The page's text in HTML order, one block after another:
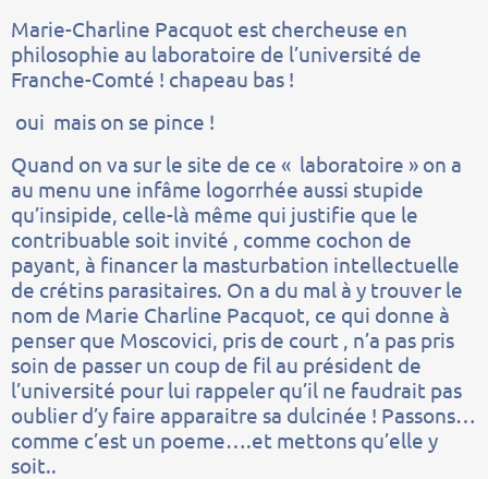
Marie-Charline Pacquot est chercheuse en
philosophie au laboratoire de l’université de
Franche-Comté ! chapeau bas !
oui mais on se pince !
Quand on va sur le site de ce « laboratoire » on a
au menu une infâme logorrhée aussi stupide
qu’insipide, celle-là même qui justifie que le
contribuable soit invité , comme cochon de
payant, à financer la masturbation intellectuelle
de crétins parasitaires. On a du mal à y trouver le
nom de Marie Charline Pacquot, ce qui donne à
penser que Moscovici, pris de court , n’a pas pris
soin de passer un coup de fil au président de
l’université pour lui rappeler qu’il ne faudrait pas
oublier d’y faire apparaitre sa dulcinée ! Passons…
comme c’est un poeme….et mettons qu’elle y
soit..